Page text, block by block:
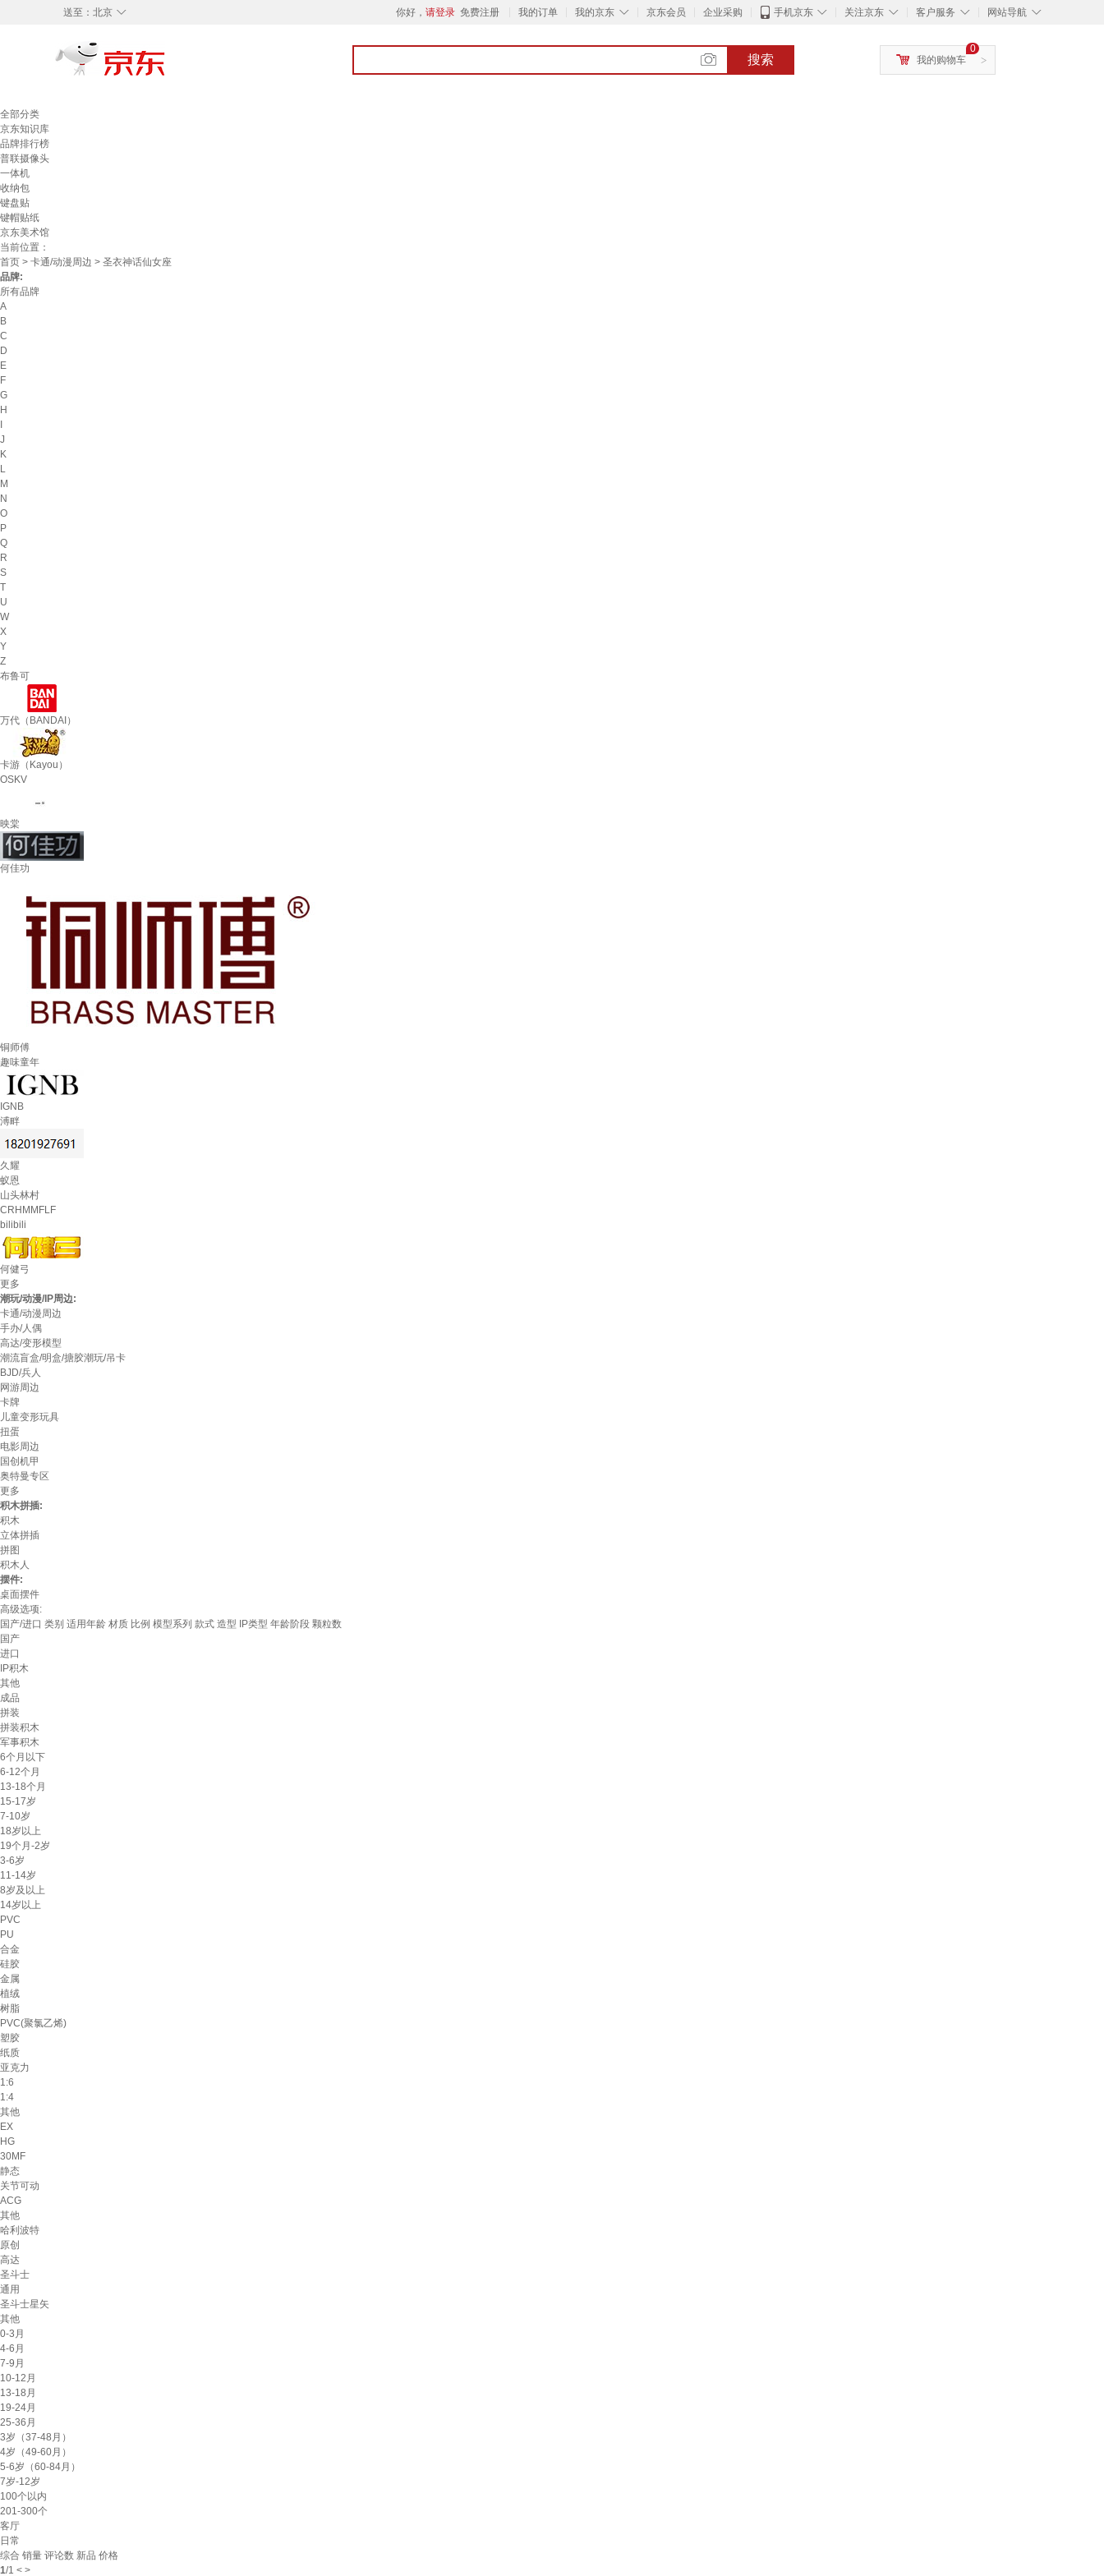
◇
送至： 北京 你好， 请登录 免费注册 我的订单 ◇
我的京东 京东会员 企业采购 ◇
手机京东 ◇
关注京东 ◇
客户服务 ◇
网站导航
搜索 >
0
我的购物车
全部分类
京东知识库
品牌排行榜
普联摄像头
一体机
收纳包
键盘贴
键帽贴纸
京东美术馆
当前位置：
首页 > 卡通/动漫周边 > 圣衣神话仙女座
品牌:
所有品牌
A
B
C
D
E
F
G
H
J
K
L
M
N
O
P
Q
R
S
T
U
W
X
Y
Z
布鲁可
万代（BANDAI）
卡游（Kayou）
OSKV
映棠
何佳功
铜师傅
趣味童年
IGNB
溥畔
久耀
蚁恩
山头林村
CRHMMFLF
bilibili
何健弓
更多
潮玩/动漫/IP周边:
卡通/动漫周边
手办/人偶
高达/变形模型
潮流盲盒/明盒/搪胶潮玩/吊卡
BJD/兵人
网游周边
卡牌
儿童变形玩具
扭蛋
电影周边
国创机甲
奥特曼专区
更多
积木拼插:
积木
立体拼插
拼图
积木人
摆件:
桌面摆件
高级选项:
国产/进口 类别 适用年龄 材质 比例 模型系列 款式 造型 IP类型 年龄阶段 颗粒数
国产
进口
IP积木
其他
成品
拼装
拼装积木
军事积木
6个月以下
6-12个月
13-18个月
15-17岁
7-10岁
18岁以上
19个月-2岁
3-6岁
11-14岁
8岁及以上
14岁以上
PVC
PU
合金
硅胶
金属
植绒
树脂
PVC(聚氯乙烯)
塑胶
纸质
亚克力
1:6
1:4
其他
EX
HG
30MF
静态
关节可动
ACG
其他
哈利波特
原创
高达
圣斗士
通用
圣斗士星矢
其他
0-3月
4-6月
7-9月
10-12月
13-18月
19-24月
25-36月
3岁（37-48月）
4岁（49-60月）
5-6岁（60-84月）
7岁-12岁
100个以内
201-300个
客厅
日常
综合 销量 评论数 新品 价格
1/1 < >